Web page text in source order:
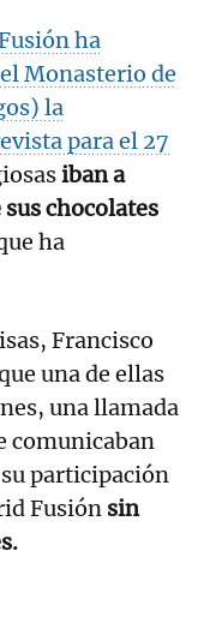
ha
Monasterio de
la
para el 27
iban a
chocolates
ha
Francisco
una de ellas
una llamada
comunicaban
participación
Fusión sin